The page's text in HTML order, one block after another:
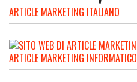
ARTICLE MARKETING ITALIANO
ARTICLE MARKETING INFORMATICO